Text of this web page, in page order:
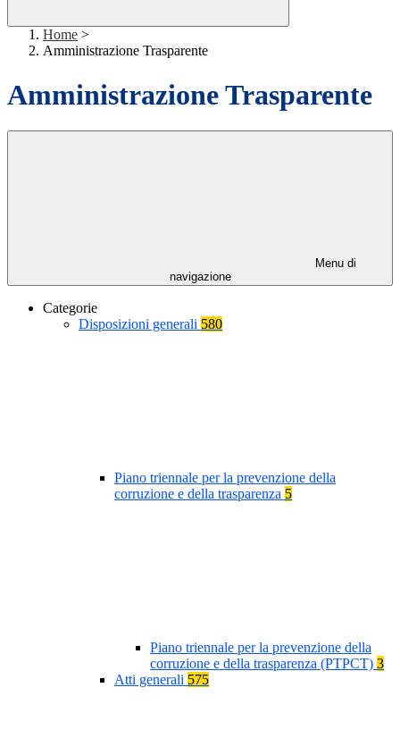
Home >
Amministrazione Trasparente
Amministrazione Trasparente
Menu di
navigazione
Categorie
Disposizioni generali 580
Piano triennale per la prevenzione della
corruzione e della trasparenza 5
Piano triennale per la prevenzione della
corruzione e della trasparenza (PTPCT) 3
Atti generali 575